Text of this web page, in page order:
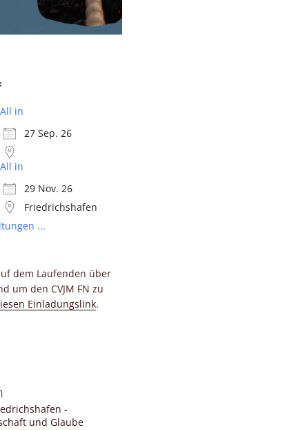
All in
27 Sep. 26
All in
29 Nov. 26
Friedrichshafen
...
dem Laufenden über
um den CVJM FN zu
Einladungslink.
-
und Glaube